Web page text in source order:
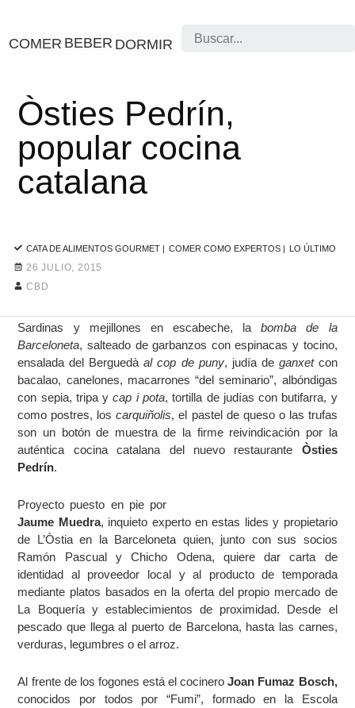
COMER BEBER DORMIR
Òsties Pedrín,
popular cocina
catalana
CATA DE ALIMENTOS GOURMET| COMER COMO EXPERTOS| LO ÚLTIMO
26 JULIO, 2015
CBD
Sardinas y mejillones en escabeche, labombade la
Barceloneta, salteado de garbanzos con espinacas y tocino,
ensalada del Berguedàal cop de puny, judía de ganxetcon
bacalao, canelones, macarrones “del seminario”, albóndigas
con sepia, tripa ycap i pota, tortilla de judías con butifarra, y
como postres, los carquiñolis, el pastel de queso o las trufas
son un botón de muestra de la firme reivindicación por la
auténtica cocina catalana del nuevo restaurante Òsties
Pedrín.
Proyecto puesto en pie por
Jaume Muedra, inquieto experto en estas lides y propietario
de L’Òstia en la Barceloneta quien, junto con sus socios
Ramón Pascual y Chicho Odena, quiere dar carta de
identidad al proveedor local y al producto de temporada
mediante platos basados en la oferta del propio mercado de
La Boquería y establecimientos de proximidad. Desde el
pescado que llega al puerto de Barcelona, hasta las carnes,
verduras, legumbres o el arroz.
Al frente de los fogones está el cocineroJoan Fumaz Bosch,
conocidos por todos por “Fumi”, formado en la Escola